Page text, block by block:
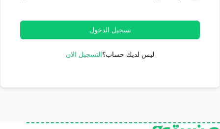
تسجيل الدخول
ليس لديك حساب؟التسجيل الان